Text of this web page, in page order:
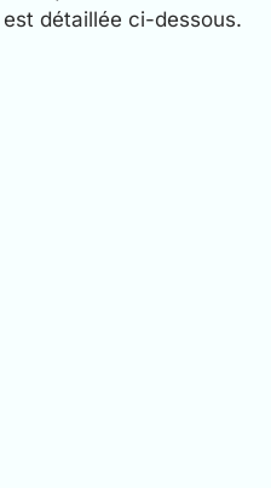
détaillée ci-dessous.